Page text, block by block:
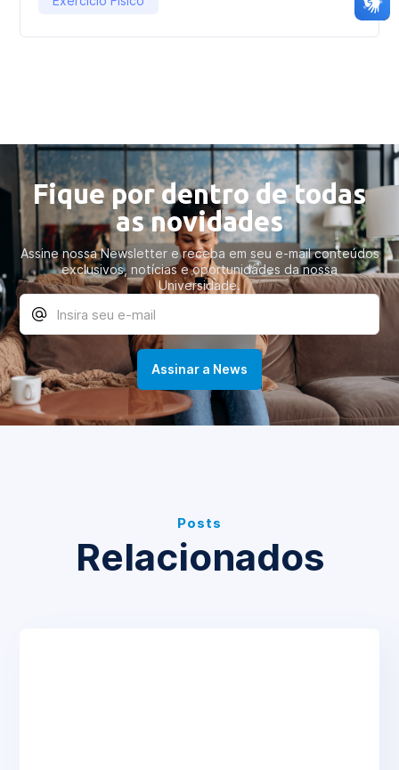
Fique por dentro de todas
as novidades
Assine nossa Newsletter e receba em seu e-mail conteúdos
exclusivos, notícias e oportunidades da nossa
Universidade.
Posts
Relacionados